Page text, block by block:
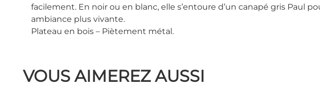
facilement. En noir ou en blanc, elle s’entoure d’un canapé gris Paul
ambiance plus vivante.
Plateau en bois – Piètement métal.
VOUS AIMEREZ AUSSI